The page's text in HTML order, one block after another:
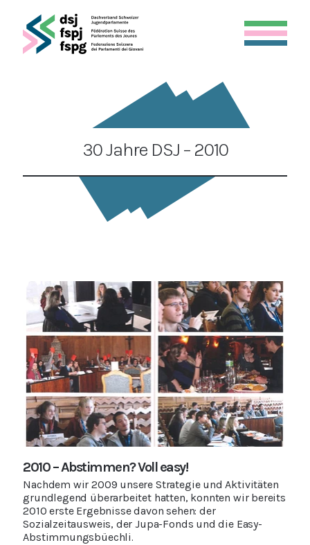
30 Jahre DSJ – 2010
2010 – Abstimmen? Voll easy!
Nachdem wir 2009 unsere Strategie und Aktivitäten
grundlegend überarbeitet hatten, konnten wir bereits
2010 erste Ergebnisse davon sehen: der
Sozialzeitausweis, der Jupa-Fonds und die Easy-
Abstimmungsbüechli.